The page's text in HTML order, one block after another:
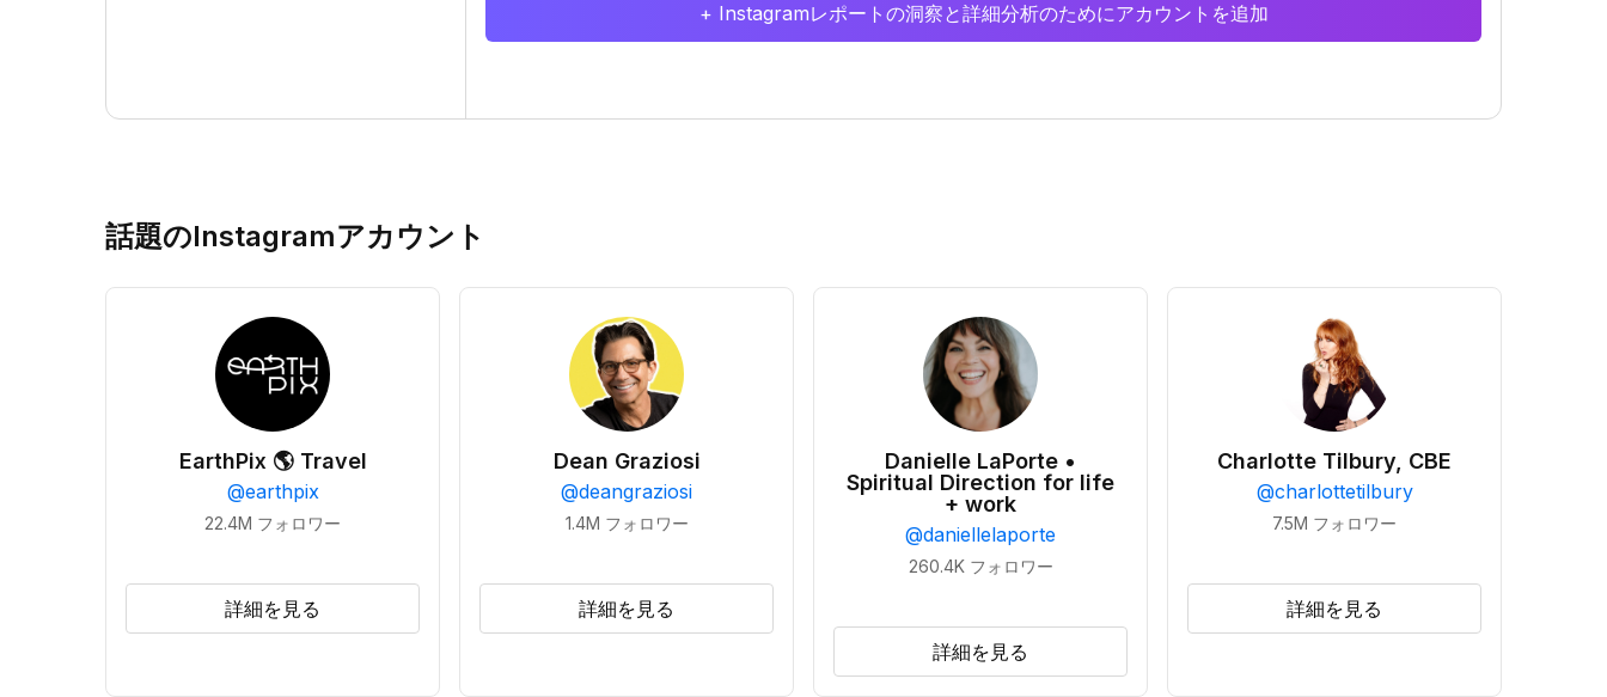
+ Instagramレポートの洞察と詳細分析のためにアカウントを追加
話題のInstagramアカウント
EarthPix 🌎 Travel
@earthpix
22.4M フォロワー
詳細を見る
Dean Graziosi
@deangraziosi
1.4M フォロワー
詳細を見る
Danielle LaPorte •
Spiritual Direction for life
+ work
@daniellelaporte
260.4K フォロワー
詳細を見る
Charlotte Tilbury, CBE
@charlottetilbury
7.5M フォロワー
詳細を見る